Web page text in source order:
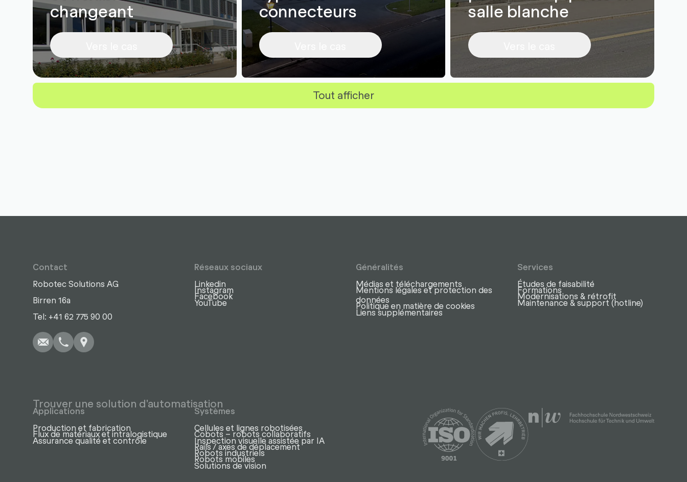
changeant
connecteurs
salle blanche
Tout afficher
Contact
Robotec Solutions AG
Birren 16a
Tel: +41 62 775 90 00
Réseaux sociaux
Linkedin
Instagram
Facebook
YouTube
Généralités
Médias et téléchargements
Mentions légales et protection des
données
Politique en matière de cookies
Liens supplémentaires
Services
Études de faisabilité
Formations
Modernisations & rétrofit
Maintenance & support (hotline)
Trouver une solution d'automatisation
Applications
Production et fabrication
Flux de matériaux et intralogistique
Assurance qualité et contrôle
Systèmes
Cellules et lignes robotisées
Cobots – robots collaboratifs
Inspection visuelle assistée par IA
Rails / axes de déplacement
Robots industriels
Robots mobiles
Solutions de vision